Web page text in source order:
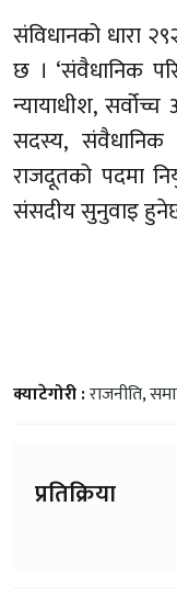
संविधानको धारा
छ । ‘संवैधानिक
न्यायाधीश,
सदस्य, संवैधानिक
राजदूतको पदमा
संसदीय सुनुवाइ
क्याटेगोरी :राजनीति,
प्रतिक्रिया